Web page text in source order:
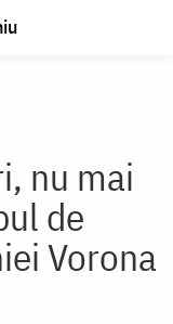
nu mai
de
Vorona